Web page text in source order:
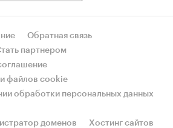
Обратная связь
партнером
файлов cookie
обработки персональных данных
доменов
Хостинг сайтов